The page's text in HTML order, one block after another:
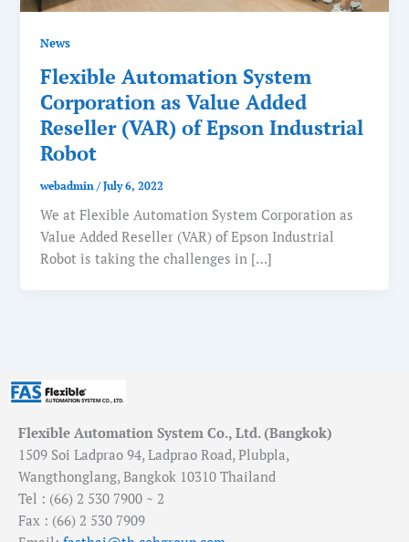
News
Flexible Automation System
Corporation as Value Added
Reseller (VAR) of Epson Industrial
Robot
webadmin/July 6, 2022
We at Flexible Automation System Corporation as
Value Added Reseller (VAR) of Epson Industrial
Robot is taking the challenges in […]
Flexible Automation System Co., Ltd. (Bangkok)
1509 Soi Ladprao 94, Ladprao Road, Plubpla,
Wangthonglang, Bangkok 10310 Thailand
Tel : (66) 2 530 7900 ~ 2
Fax : (66) 2 530 7909